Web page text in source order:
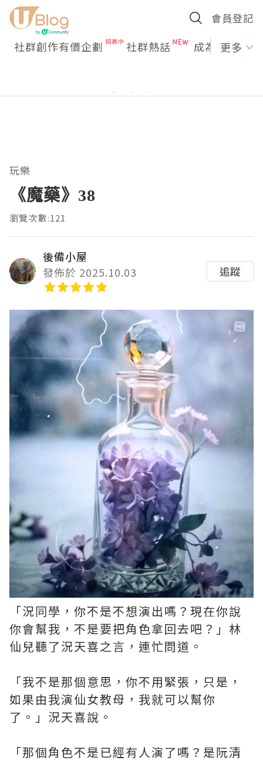
會員登記
社群創作有價企劃 社群熱話 成為U更多
玩樂
《魔藥》38
瀏覽次數:121
後備小屋
發佈於 2025.10.03
追蹤
「況同學，你不是不想演出嗎？現在你說
你會幫我，不是要把角色拿回去吧？」林
仙兒聽了況天喜之言，連忙問道。
「我不是那個意思，你不用緊張，只是，
如果由我演仙女教母，我就可以幫你
了。」況天喜說。
「那個角色不是已經有人演了嗎？是阮清